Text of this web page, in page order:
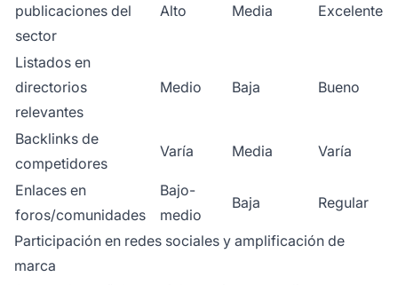
publicaciones del
sector
Alto Media Excelente
Listados en
directorios
relevantes
Medio Baja Bueno
Backlinks de
competidores
Varía Media Varía
Enlaces en
foros/comunidades
Bajo-
medio
Baja Regular
Participación en redes sociales y amplificación de
marca